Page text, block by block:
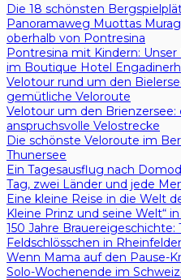
Die 18 schönsten
Panoramaweg Muottas
oberhalb von Pontresina
Pontresina mit Kindern:
im Boutique Hotel
Velotour rund um den
gemütliche Veloroute
Velotour um den
anspruchsvolle Velostrecke
Die schönste Veloroute im
Thunersee
Ein Tagesausflug nach
Tag, zwei Länder und jede
Eine kleine Reise in die Welt
Kleine Prinz und seine Welt“
150 Jahre
Feldschlösschen in
Wenn Mama auf den Pause-
Solo-Wochenende im